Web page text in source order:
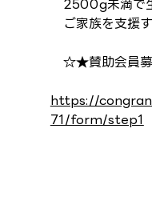
2500g未満で
ご家族を支援
☆★賛助会員
https://
71/form/step1